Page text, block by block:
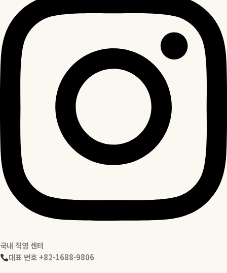
국내 직영 센터
대표 번호 +82-1688-9806